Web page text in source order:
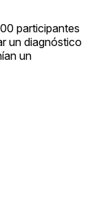
participantes
un diagnóstico
un